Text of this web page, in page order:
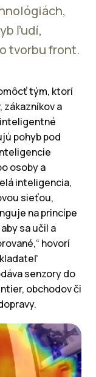
ľudí,
tvorbu front.
tým, ktorí
zákazníkov a
pohyb pod
osoby a
inteligencia,
sieťou,
na princípe
sa učil a
hovorí
senzory do
obchodov či